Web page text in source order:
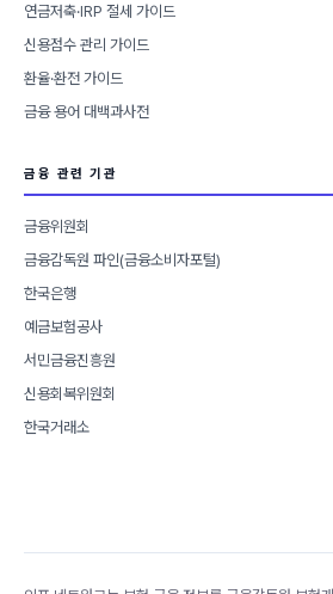
연금저축·IRP 절세 가이드
신용점수 관리 가이드
환율·환전 가이드
금융 용어 대백과사전
금융 관련 기관
금융위원회
금융감독원 파인(금융소비자포털)
한국은행
예금보험공사
서민금융진흥원
신용회복위원회
한국거래소